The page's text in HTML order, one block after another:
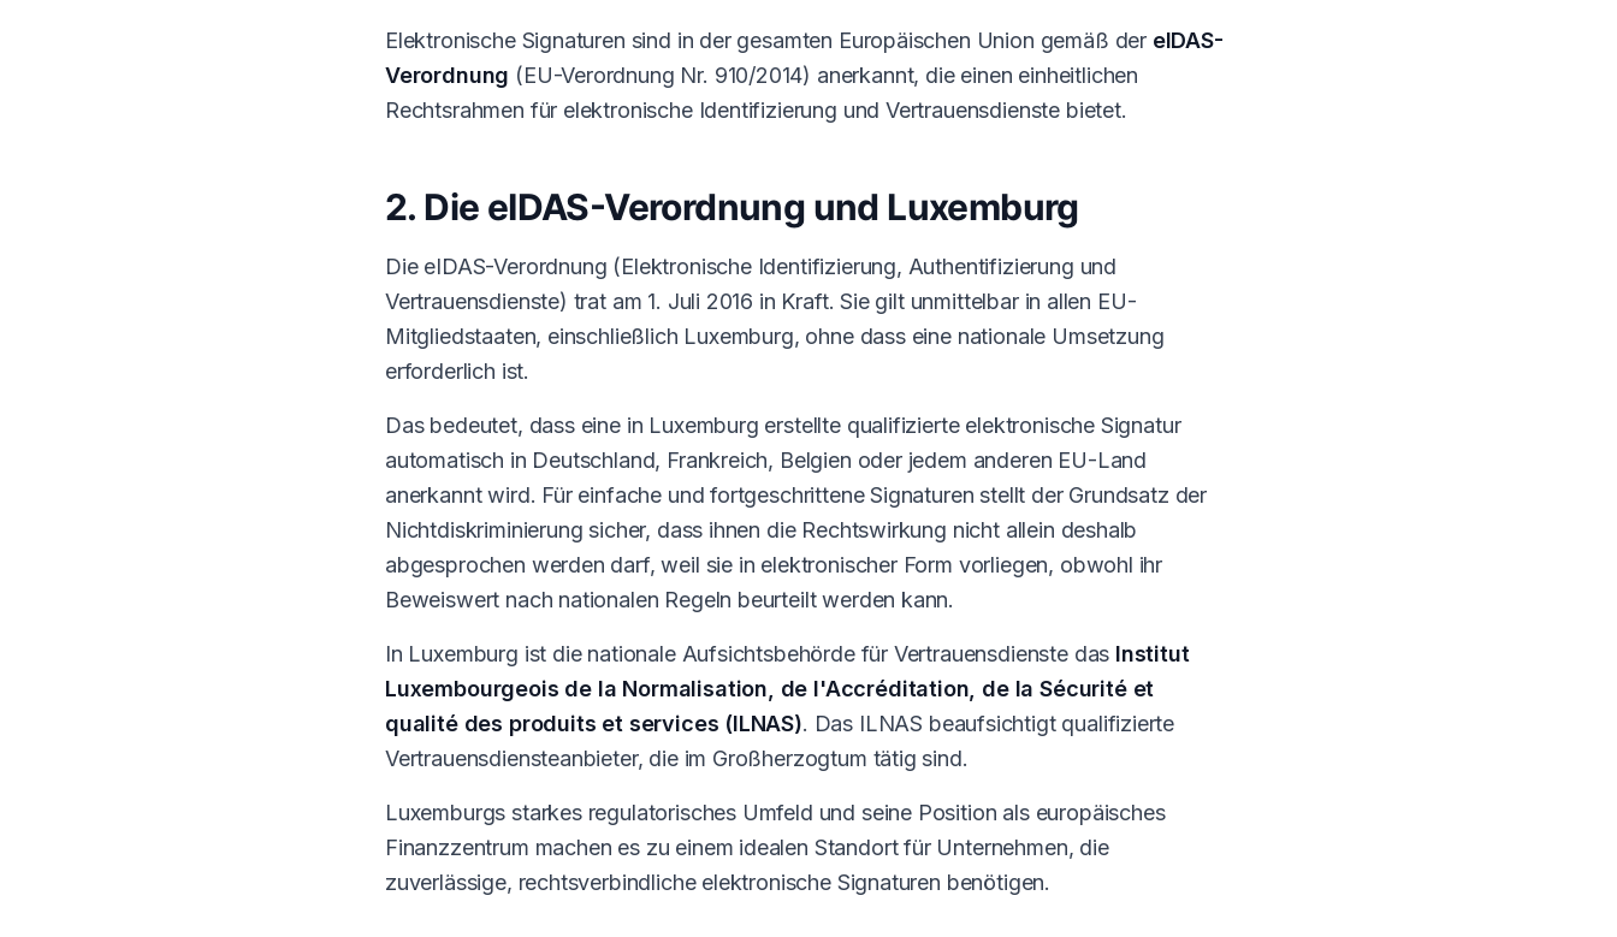
Elektronische Signaturen sind in der gesamten Europäischen Union gemäß der eIDAS-
Verordnung (EU-Verordnung Nr. 910/2014) anerkannt, die einen einheitlichen
Rechtsrahmen für elektronische Identifizierung und Vertrauensdienste bietet.
2. Die eIDAS-Verordnung und Luxemburg
Die eIDAS-Verordnung (Elektronische Identifizierung, Authentifizierung und
Vertrauensdienste) trat am 1. Juli 2016 in Kraft. Sie gilt unmittelbar in allen EU-
Mitgliedstaaten, einschließlich Luxemburg, ohne dass eine nationale Umsetzung
erforderlich ist.
Das bedeutet, dass eine in Luxemburg erstellte qualifizierte elektronische Signatur
automatisch in Deutschland, Frankreich, Belgien oder jedem anderen EU-Land
anerkannt wird. Für einfache und fortgeschrittene Signaturen stellt der Grundsatz der
Nichtdiskriminierung sicher, dass ihnen die Rechtswirkung nicht allein deshalb
abgesprochen werden darf, weil sie in elektronischer Form vorliegen, obwohl ihr
Beweiswert nach nationalen Regeln beurteilt werden kann.
In Luxemburg ist die nationale Aufsichtsbehörde für Vertrauensdienste das Institut
Luxembourgeois de la Normalisation, de l'Accréditation, de la Sécurité et
qualité des produits et services (ILNAS). Das ILNAS beaufsichtigt qualifizierte
Vertrauensdiensteanbieter, die im Großherzogtum tätig sind.
Luxemburgs starkes regulatorisches Umfeld und seine Position als europäisches
Finanzzentrum machen es zu einem idealen Standort für Unternehmen, die
zuverlässige, rechtsverbindliche elektronische Signaturen benötigen.